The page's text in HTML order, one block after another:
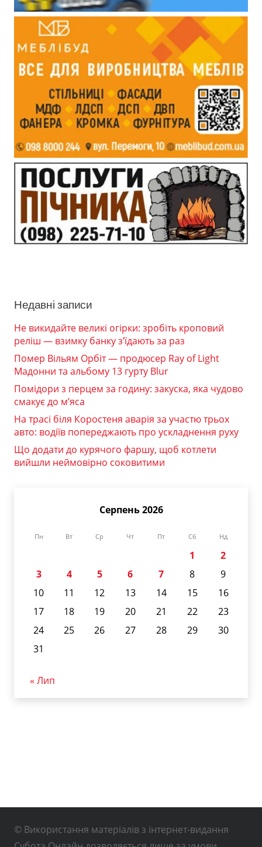
Недавні записи
Не викидайте великі огірки: зробіть кроповий
реліш — взимку банку з’їдають за раз
Помер Вільям Орбіт — продюсер Ray of Light
Мадонни та альбому 13 гурту Blur
Помідори з перцем за годину: закуска, яка чудово
смакує до м’яса
На трасі біля Коростеня аварія за участю трьох
авто: водіїв попереджають про ускладнення руху
Що додати до курячого фаршу, щоб котлети
вийшли неймовірно соковитими
Серпень 2026
Пн Вт Ср Чт Пт Сб Нд
1
2
3
4 5 6 7 8
9
10
11 12 13 14 15
16
17
18 19 20 21 22
23
24
25 26 27 28 29
30
31
« Лип
© Використання матеріалів з інтернет-видання